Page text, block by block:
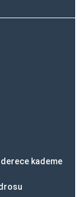
kademe